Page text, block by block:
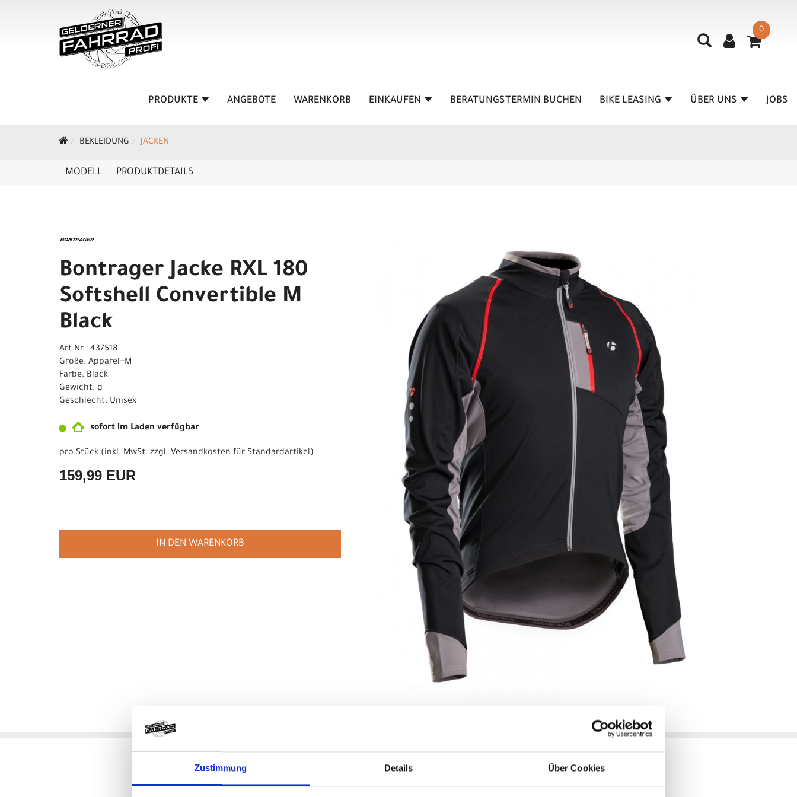
Zustimmung Details Über Cookies
0
PRODUKTE ANGEBOTE WARENKORB EINKAUFEN BERATUNGSTERMIN BUCHEN BIKE LEASING ÜBER UNS JOBS
BEKLEIDUNG JACKEN
MODELL PRODUKTDETAILS
Bontrager Jacke RXL 180
Softshell Convertible M
Black
Art.Nr. 437518
Größe: Apparel=M
Farbe: Black
Gewicht: g
Geschlecht: Unisex
sofort im Laden verfügbar
pro Stück (inkl. MwSt. zzgl. Versandkosten für Standardartikel)
159,99 EUR
IN DEN WARENKORB
Produktdetails
Bontrager Jacke RXL 180 Softshell Convertible M Black